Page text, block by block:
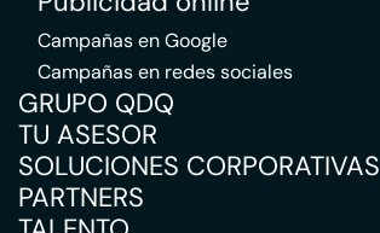
Campañas en Google
Campañas en redes sociales
GRUPO QDQ
TU ASESOR
SOLUCIONES CORPORATIVAS
PARTNERS